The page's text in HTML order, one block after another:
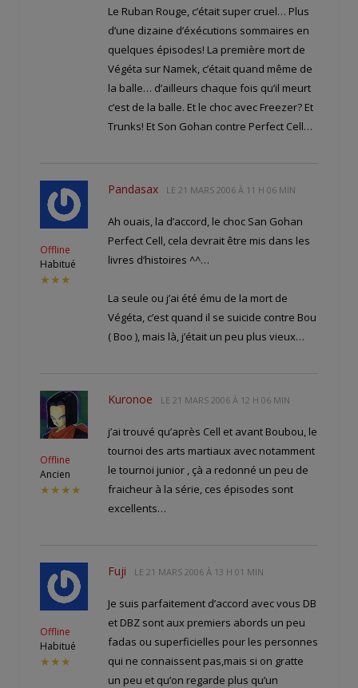
Le Ruban Rouge, c’était super cruel… Plus
d’une dizaine d’éxécutions sommaires en
quelques épisodes! La première mort de
Végéta sur Namek, c’était quand même de
la balle… d’ailleurs chaque fois qu’il meurt
c’est de la balle. Et le choc avec Freezer? Et
Trunks! Et Son Gohan contre Perfect Cell…
Offline
Habitué
★★★
Pandasax LE 21 MARS 2006 À 11 H 06 MIN
Ah ouais, la d’accord, le choc San Gohan
Perfect Cell, cela devrait être mis dans les
livres d’histoires ^^…
La seule ou j’ai été ému de la mort de
Végéta, c’est quand il se suicide contre Bou
( Boo ), mais là, j’était un peu plus vieux…
Offline
Ancien
★★★★
Kuronoe LE 21 MARS 2006 À 12 H 06 MIN
j’ai trouvé qu’après Cell et avant Boubou, le
tournoi des arts martiaux avec notamment
le tournoi junior , çà a redonné un peu de
fraicheur à la série, ces épisodes sont
excellents…
Offline
Habitué
★★★
Fuji LE 21 MARS 2006 À 13 H 01 MIN
Je suis parfaitement d’accord avec vous DB
et DBZ sont aux premiers abords un peu
fadas ou superficielles pour les personnes
qui ne connaissent pas,mais si on gratte
un peu et qu’on regarde plus qu’un